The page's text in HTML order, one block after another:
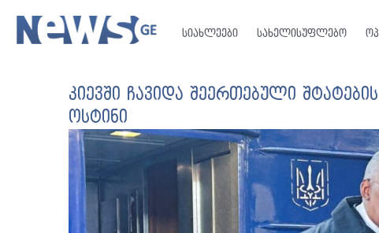
სიახლეები სახელისუფლებო
კიევში ჩავიდა შეერთებული
ოსტინი